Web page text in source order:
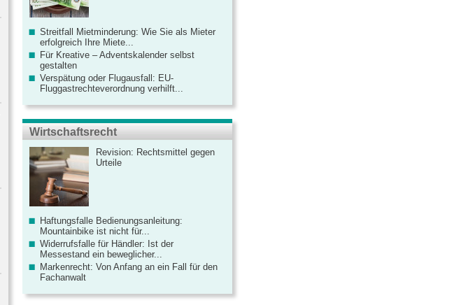
Streitfall Mietminderung: Wie Sie als Mieter
erfolgreich Ihre Miete...
Für Kreative – Adventskalender selbst
gestalten
Verspätung oder Flugausfall: EU-
Fluggastrechteverordnung verhilft...
Wirtschaftsrecht
Revision: Rechtsmittel gegen
Urteile
Haftungsfalle Bedienungsanleitung:
Mountainbike ist nicht für...
Widerrufsfalle für Händler: Ist der
Messestand ein beweglicher...
Markenrecht: Von Anfang an ein Fall für den
Fachanwalt